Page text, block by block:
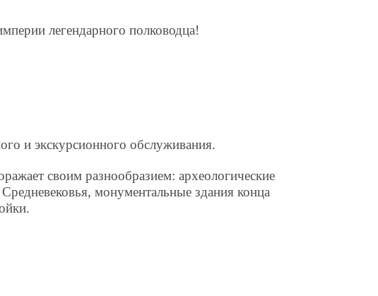
легендарного полководца!
и экскурсионного обслуживания.
своим разнообразием: археологические
монументальные здания конца